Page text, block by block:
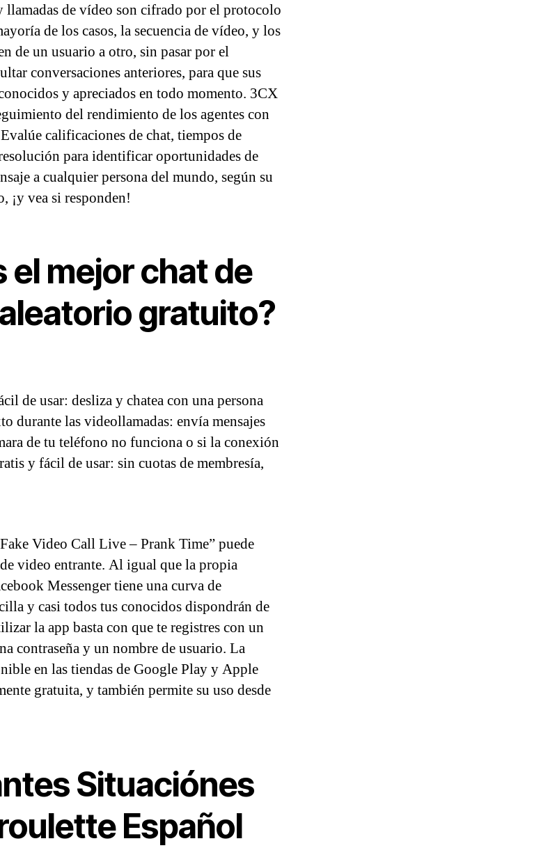
llamadas de vídeo son cifrado por el protocolo
de los casos, la secuencia de vídeo, y los
de un usuario a otro, sin pasar por el
conversaciones anteriores, para que sus
y apreciados en todo momento. 3CX
del rendimiento de los agentes con
calificaciones de chat, tiempos de
para identificar oportunidades de
a cualquier persona del mundo, según su
¡y vea si responden!
el mejor chat de
gratuito?
de usar: desliza y chatea con una persona
durante las videollamadas: envía mensajes
de tu teléfono no funciona o si la conexión
y fácil de usar: sin cuotas de membresía,
Video Call Live – Prank Time” puede
video entrante. Al igual que la propia
Messenger tiene una curva de
y casi todos tus conocidos dispondrán de
la app basta con que te registres con un
contraseña y un nombre de usuario. La
en las tiendas de Google Play y Apple
gratuita, y también permite su uso desde
Situaciónes
Español